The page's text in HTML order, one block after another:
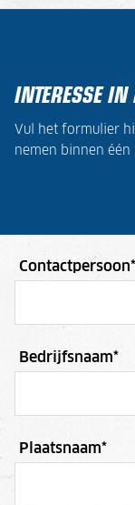
INTERESSE
Vul het formulier
nemen binnen één
Contactpersoon*
Bedrijfsnaam*
Plaatsnaam*